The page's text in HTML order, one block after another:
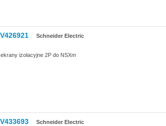
Schneider Electric
izolacyjne 2P do NSXm
Schneider Electric